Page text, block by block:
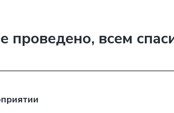
проведено, всем